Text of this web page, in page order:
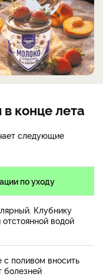
конце лета
следующие
по уходу
Клубнику
водой
с поливом вносить
болезней